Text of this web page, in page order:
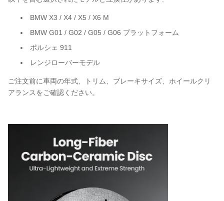
BMW X3 / X4 / X5 / X6 M
BMW G01 / G02 / G05 / G06 プラットフォーム
ポルシェ 911
レンジローバーモデル
ご注文前に車両の年式、トリム、ブレーキサイズ、ホイールクリ
アランスをご確認ください。